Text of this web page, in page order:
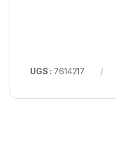
UGS : 7614217